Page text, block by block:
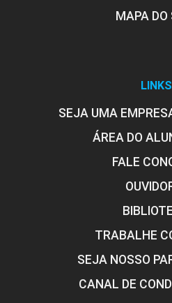
MAPA DO
LINKS
SEJA UMA
ÁREA DO
FALE
TRABALHE
SEJA NOSSO
CANAL DE